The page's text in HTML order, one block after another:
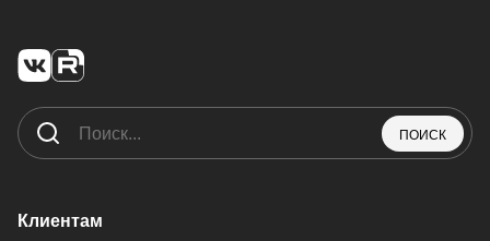
ПОИСК
Клиентам